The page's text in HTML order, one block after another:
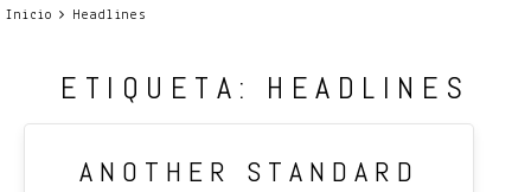
Inicio Headlines
ETIQUETA: HEADLINES
ANOTHER STANDARD